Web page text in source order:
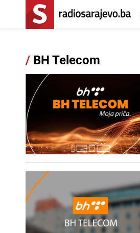
/ BH Telecom